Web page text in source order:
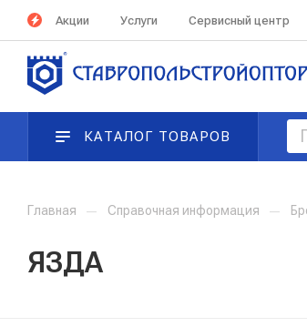
Акции Услуги Сервисный центр
КАТАЛОГ ТОВАРОВ
Главная — Справочная информация —
ЯЗДА